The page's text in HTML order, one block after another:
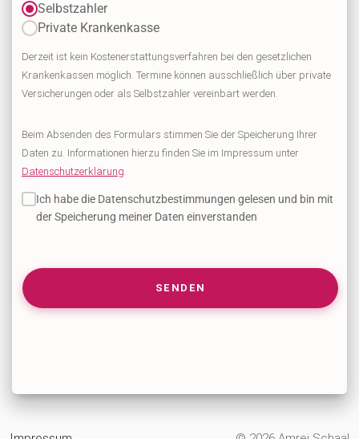
Selbstzahler
Private Krankenkasse
Derzeit ist kein Kostenerstattungsverfahren bei den gesetzlichen
Krankenkassen möglich. Termine können ausschließlich über private
Versicherungen oder als Selbstzahler vereinbart werden.
Beim Absenden des Formulars stimmen Sie der Speicherung Ihrer
Daten zu. Informationen hierzu finden Sie im Impressum unter
Datenschutzerklärung.
Ich habe die Datenschutzbestimmungen gelesen und bin mit
der Speicherung meiner Daten einverstanden
SENDEN